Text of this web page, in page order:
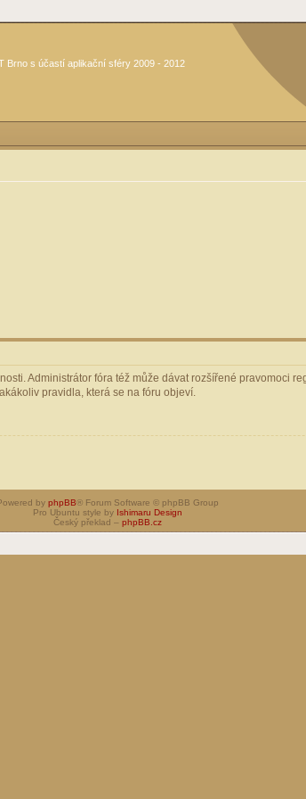
Brno s účastí aplikační sféry 2009 - 2012
Administrátor fóra též může dávat rozšířené pravomoci
pravidla, která se na fóru objeví.
by phpBB® Forum Software © phpBB Group
Pro Ubuntu style by Ishimaru Design
Český překlad – phpBB.cz